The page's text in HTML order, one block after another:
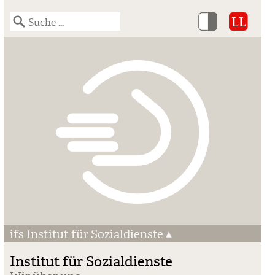
ifs Institut für Sozialdienste
Institut für Sozialdienste